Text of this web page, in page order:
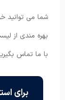
شما می توانید
بهره مندی از
با ما تماس
برای